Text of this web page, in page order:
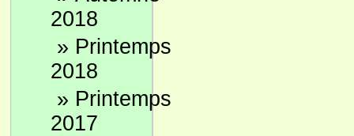
2018
» Printemps
2018
» Printemps
2017